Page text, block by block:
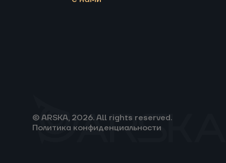
© ARSKA, 2026. All rights reserved.
Политика конфиденциальности